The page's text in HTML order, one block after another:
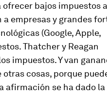
bajos impuestos
empresas y grandes
(Google, Apple,
Thatcher y Reagan
impuestos. Y van
cosas, porque
afirmación se ha dado